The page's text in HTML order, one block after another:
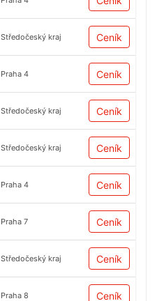
Středočeský kraj Ceník
Praha 4 Ceník
Středočeský kraj Ceník
Středočeský kraj Ceník
Praha 4 Ceník
Praha 7 Ceník
Středočeský kraj Ceník
Praha 8 Ceník